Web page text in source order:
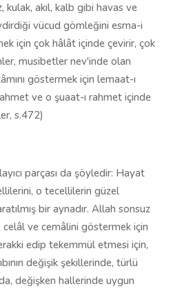
kulak, akıl, kalb gibi havas ve
vücud gömleğini esma-i
için çok hâlât içinde çevirir, çok
musibetler nev'inde olan
göstermek için lemaat-ı
ve o şuaat-ı rahmet içinde
s.472)
parçası da şöyledir: Hayat
o tecellilerin güzel
bir aynadır. Allah sonsuz
ve cemâlini göstermek için
edip tekemmül etmesi için,
değişik şekillerinde, türlü
değişken hallerinde uygun